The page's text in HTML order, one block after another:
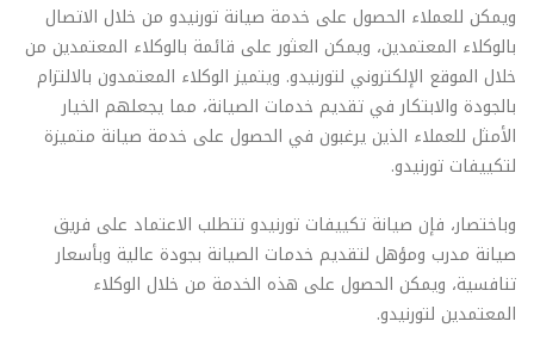
ويمكن للعملاء الحصول على خدمة صيانة تورنيدو من خلال الاتصال
بالوكلاء المعتمدين، ويمكن العثور على قائمة بالوكلاء المعتمدين من
خلال الموقع الإلكتروني لتورنيدو. ويتميز الوكلاء المعتمدون بالالتزام
بالجودة والابتكار في تقديم خدمات الصيانة، مما يجعلهم الخيار
الأمثل للعملاء الذين يرغبون في الحصول على خدمة صيانة متميزة
لتكييفات تورنيدو.
وباختصار، فإن صيانة تكييفات تورنيدو تتطلب الاعتماد على فريق
صيانة مدرب ومؤهل لتقديم خدمات الصيانة بجودة عالية وبأسعار
تنافسية، ويمكن الحصول على هذه الخدمة من خلال الوكلاء
المعتمدين لتورنيدو.